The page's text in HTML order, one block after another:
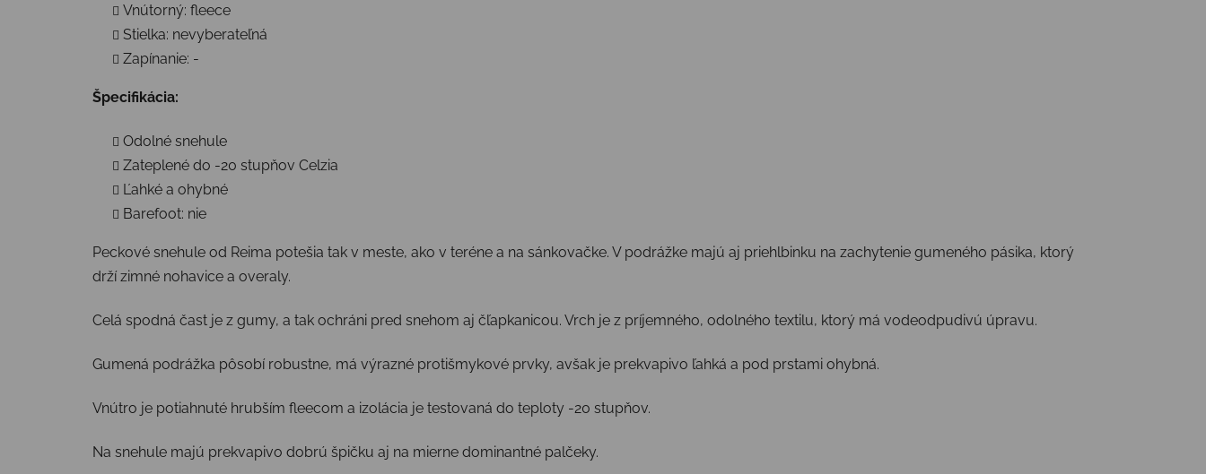
Vnútorný: fleece
Stielka: nevyberateľná
Zapínanie: -
Špecifikácia:
Odolné snehule
Zateplené do -20 stupňov Celzia
Ľahké a ohybné
Barefoot: nie
Peckové snehule od Reima potešia tak v meste, ako v teréne a na sánkovačke. V podrážke majú aj priehlbinku na zachytenie gumeného pásika, ktorý
drží zimné nohavice a overaly.
Celá spodná čast je z gumy, a tak ochráni pred snehom aj čľapkanicou. Vrch je z príjemného, odolného textilu, ktorý má vodeodpudivú úpravu.
Gumená podrážka pôsobí robustne, má výrazné protišmykové prvky, avšak je prekvapivo ľahká a pod prstami ohybná.
Vnútro je potiahnuté hrubším fleecom a izolácia je testovaná do teploty -20 stupňov.
Na snehule majú prekvapivo dobrú špičku aj na mierne dominantné palčeky.